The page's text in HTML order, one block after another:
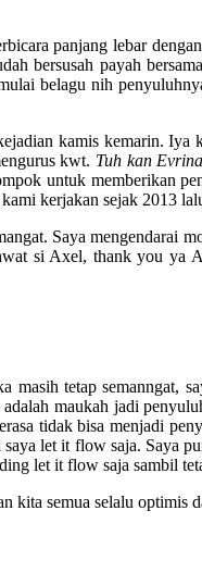
panjang lebar
bersusah payah
belagu nih
kamis kemarin.
kwt. Tuh kan
untuk memberikan
kerjakan sejak 2013
Saya mengendarai
si Axel, thank you ya
tetap semanngat,
maukah jadi
tidak bisa menjadi
let it flow saja. Saya
let it flow saja sambil
kita semua selalu optimis